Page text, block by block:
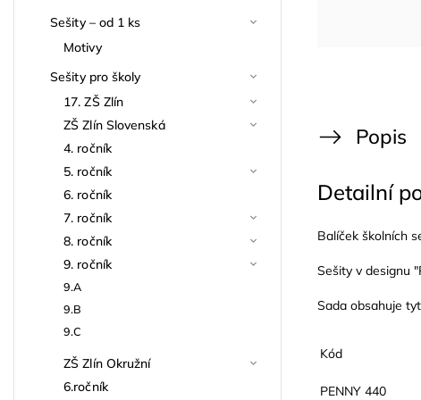
Sešity – od 1 ks
Motivy
Sešity pro školy
17. ZŠ Zlín
ZŠ Zlín Slovenská
4. ročník
5. ročník
6. ročník
7. ročník
8. ročník
9. ročník
9.A
9.B
9.C
ZŠ Zlín Okružní
6.ročník
Popis
Detailní
Balíček školních
Sešity v designu
Sada obsahuje
Kód
PENNY 440